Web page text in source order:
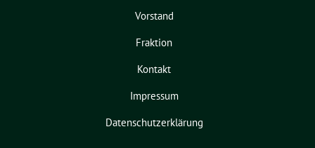
Vorstand
Fraktion
Kontakt
Impressum
Datenschutzerklärung